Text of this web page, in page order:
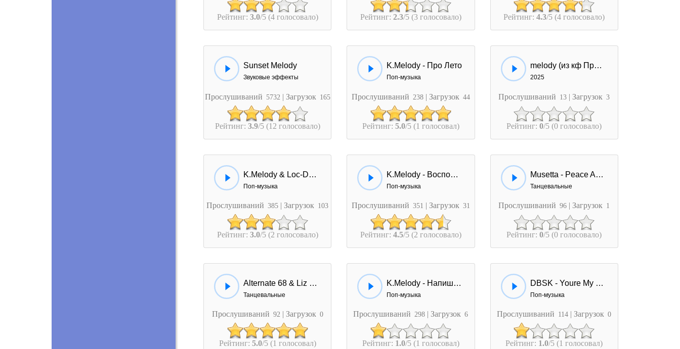
Рейтинг: 3.0/5 (4 голосовало) Рейтинг: 2.3/5 (3 голосовало) Рейтинг:4.3/5 (4 голосовало)
Sunset Melody
Звуковые эффекты
Прослушиваний 5732 | Загрузок 165
Рейтинг: 3.9/5 (12 голосовало)
K.Melody - Про Лето
Поп-музыка
Прослушиваний 238 | Загрузок 44
Рейтинг: 5.0/5 (1 голосовал)
melody (из кф Привидение)
2025
Прослушиваний 13 | Загрузок 3
Рейтинг:0/5 (0 голосовало)
K.Melody & Loc-Dog - За Тобой
Поп-музыка
Прослушиваний 385 | Загрузок 103
Рейтинг: 3.0/5 (2 голосовало)
K.Melody - Воспоминание
Поп-музыка
Прослушиваний 351 | Загрузок 31
Рейтинг: 4.5/5 (2 голосовало)
Musetta - Peace And Melody
Танцевальные
Прослушиваний 96 | Загрузок 1
Рейтинг:0/5 (0 голосовало)
Alternate 68 & Liz Melody - Stronger
Танцевальные
Прослушиваний 92 | Загрузок 0
Рейтинг: 5.0/5 (1 голосовал)
K.Melody - Напишу Письмо
Поп-музыка
Прослушиваний 298 | Загрузок 6
Рейтинг: 1.0/5 (1 голосовал)
DBSK - Youre My Melody
Поп-музыка
Прослушиваний 114 | Загрузок 0
Рейтинг: 1.0/5 (1 голосовал)